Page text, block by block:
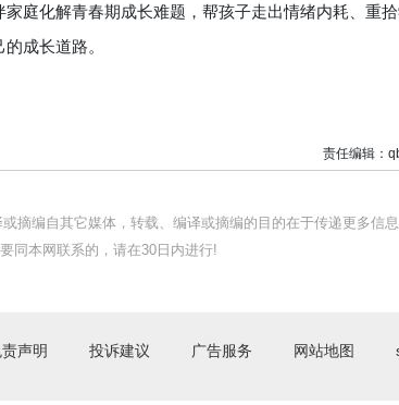
化解青春期成长难题，帮孩子走出情绪内耗、重
成长道路。
责任编辑：
摘编自其它媒体，转载、编译或摘编的目的在于传递更多信
同本网联系的，请在30日内进行!
声明 投诉建议 广告服务 网站地图